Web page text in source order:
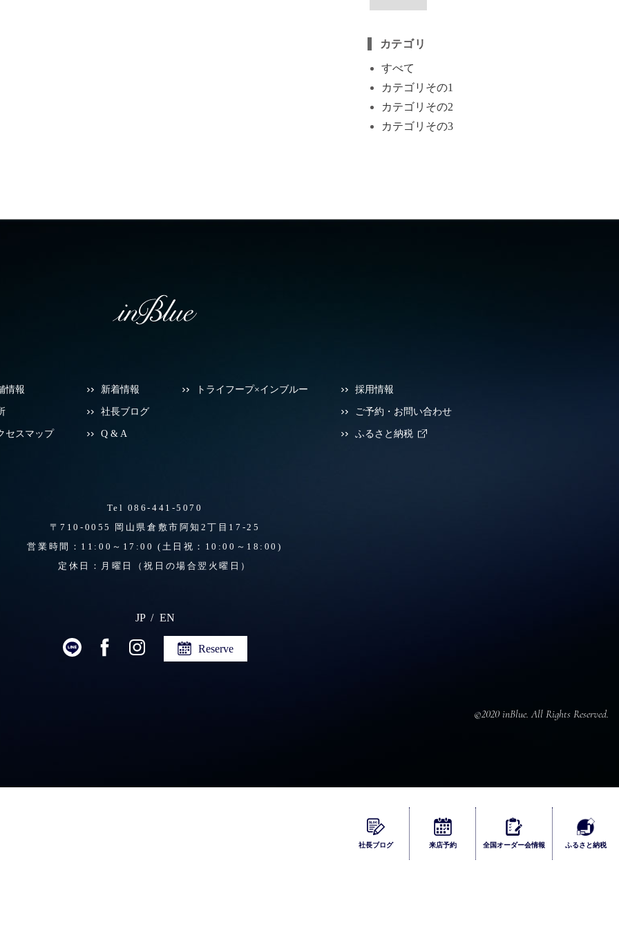
カテゴリ
すべて
カテゴリその1
カテゴリその2
カテゴリその3
情報
セスマップ
新着情報
社長ブログ
Q & A
トライフープ×インブルー 採用情報
ご予約・お問い合わせ
ふるさと納税
Tel 086-441-5070
〒710-0055 岡山県倉敷市阿知2丁目17-25
営業時間：11:00～17:00 (土日祝：10:00～18:00)
定休日：月曜日（祝日の場合翌火曜日）
JP EN
Reserve
©2020 inBlue. All Rights Reserved.
ふるさとチョイス
社長ブログ 来店予約 全国オーダー会情報 ふるさと納税